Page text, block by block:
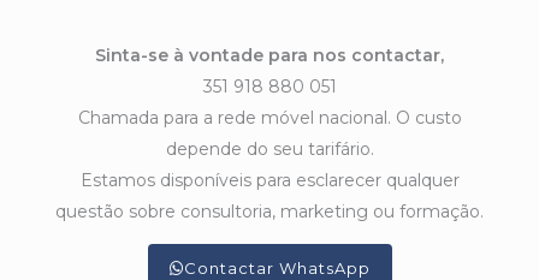
Sinta-se à vontade para nos contactar,
351 918 880 051
Chamada para a rede móvel nacional. O custo
depende do seu tarifário.
Estamos disponíveis para esclarecer qualquer
questão sobre consultoria, marketing ou formação.
Contactar WhatsApp